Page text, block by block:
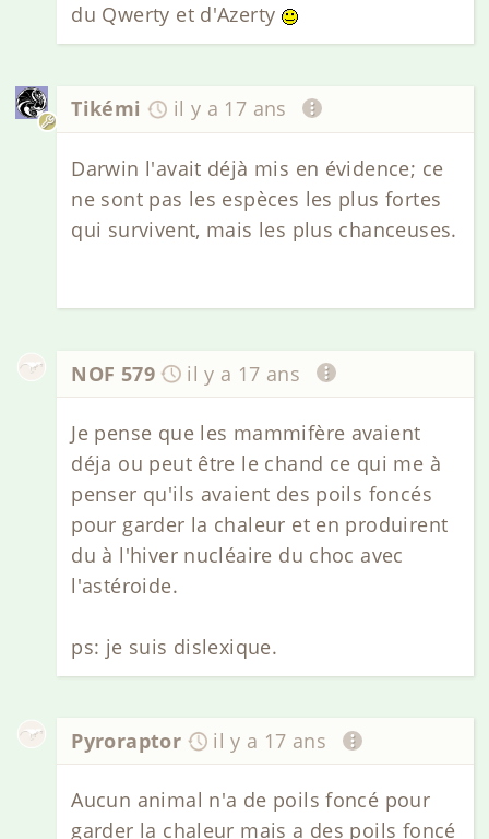
du Qwerty et d'Azerty
Tikémi il y a 17 ans
Darwin l'avait déjà mis en évidence; ce
ne sont pas les espèces les plus fortes
qui survivent, mais les plus chanceuses.
NOF 579 il y a 17 ans
Je pense que les mammifère avaient
déja ou peut être le chand ce qui me à
penser qu'ils avaient des poils foncés
pour garder la chaleur et en produirent
du à l'hiver nucléaire du choc avec
l'astéroide.
ps: je suis dislexique.
Pyroraptor il y a 17 ans
Aucun animal n'a de poils foncé pour
garder la chaleur mais a des poils foncé